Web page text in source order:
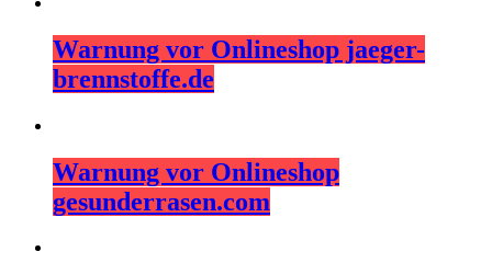
Warnung vor Onlineshop jaeger-
brennstoffe.de
Warnung vor Onlineshop
gesunderrasen.com